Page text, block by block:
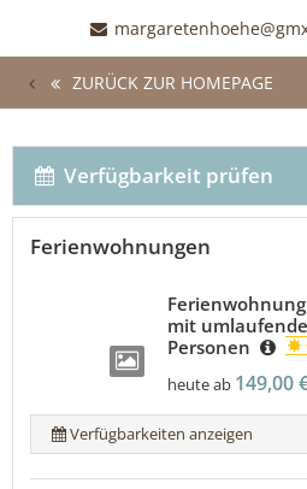
ZURÜCK ZUR HOMEPAGE
Verfügbarkeit prüfen
Ferienwohnungen
mit
Personen
heute ab 149,00
Verfügbarkeiten anzeigen